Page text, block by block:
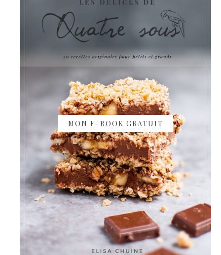
MON E-BOOK GRATUIT